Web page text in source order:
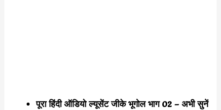
पूरा हिंदी ऑडियो ल्यूसेंट जीके भूगोल भाग 02 – अभी सुनें